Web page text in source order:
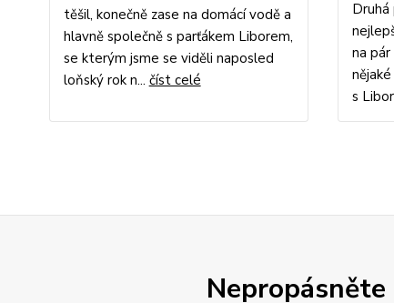
těšil, konečně zase na domácí vodě a
hlavně společně s parťákem Liborem,
se kterým jsme se viděli naposled
loňský rok n... číst celé
na
s